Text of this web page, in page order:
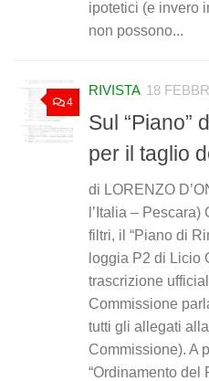
ipotetici (e invero
non possono...
4
RIVISTA 18
Sul “Piano”
per il taglio
di LORENZO
l’Italia –
filtri, il “Piano di
loggia P2 di Licio
trascrizione
Commissione
tutti gli allegati
Commissione). A
“Ordinamento del